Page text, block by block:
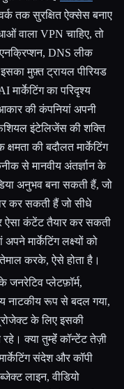
तक सुरक्षित ऐक्सेस बनाए
वाला VPN चाहिए, तो
DNS लीक
मुफ़्त ट्रायल पीरियड
मार्केटिंग का परिदृश्य
की कंपनियां अपनी
इंटेलिजेंस की शक्ति
की बदौलत मार्केटिंग
से मानवीय अंतर्ज्ञान के
अनुभव बना सकती हैं, जो
कर सकती हैं जो सीधे
ऐसा कंटेंट तैयार कर सकती
मार्केटिंग लक्ष्यों को
करके, ऐसे होता है।
जनरेटिव प्लेटफ़ॉर्म,
नाटकीय रूप से बदल गया,
के लिए इसकी
क्या तुम्हेंं कॉन्टेंट तेज़ी
संदेश और कॉपी
लाइन, वीडियो